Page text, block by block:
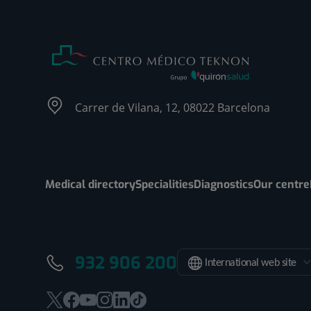
Carrer de Vilana, 12, 08022 Barcelona
Medical directorySpecialitiesDiagnosticsOur centre
932 906 200 International web site